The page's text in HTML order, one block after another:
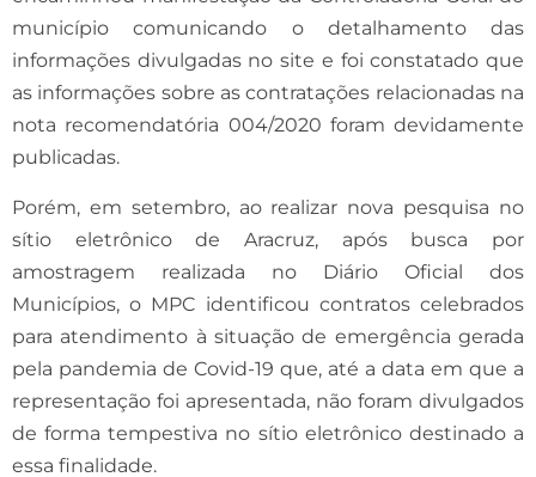
município comunicando o detalhamento das
informações divulgadas no site e foi constatado que
as informações sobre as contratações relacionadas na
nota recomendatória 004/2020 foram devidamente
publicadas.
Porém, em setembro, ao realizar nova pesquisa no
sítio eletrônico de Aracruz, após busca por
amostragem realizada no Diário Oficial dos
Municípios, o MPC identificou contratos celebrados
para atendimento à situação de emergência gerada
pela pandemia de Covid-19 que, até a data em que a
representação foi apresentada, não foram divulgados
de forma tempestiva no sítio eletrônico destinado a
essa finalidade.